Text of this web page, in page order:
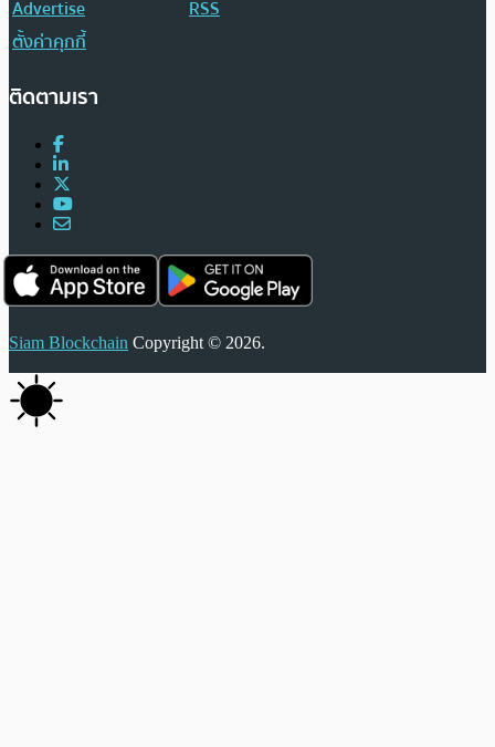
Advertise
RSS
ตั้งค่าคุกกี้
ติดตามเรา
Siam Blockchain Copyright © 2026.